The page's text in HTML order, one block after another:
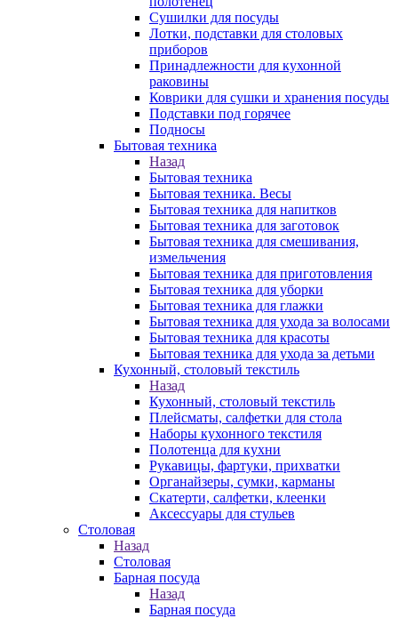
Сушилки для посуды
Лотки, подставки для столовых
приборов
Принадлежности для кухонной
раковины
Коврики для сушки и хранения посуды
Подставки под горячее
Подносы
Бытовая техника
Назад
Бытовая техника
Бытовая техника. Весы
Бытовая техника для напитков
Бытовая техника для заготовок
Бытовая техника для смешивания,
измельчения
Бытовая техника для приготовления
Бытовая техника для уборки
Бытовая техника для глажки
Бытовая техника для ухода за волосами
Бытовая техника для красоты
Бытовая техника для ухода за детьми
Кухонный, столовый текстиль
Назад
Кухонный, столовый текстиль
Плейсматы, салфетки для стола
Наборы кухонного текстиля
Полотенца для кухни
Рукавицы, фартуки, прихватки
Органайзеры, сумки, карманы
Скатерти, салфетки, клеенки
Аксессуары для стульев
Столовая
Назад
Столовая
Барная посуда
Назад
Барная посуда